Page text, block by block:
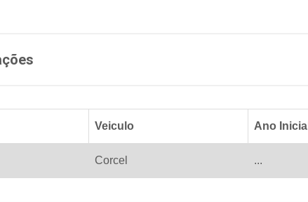
Veiculo Ano Inicial
Corcel ...